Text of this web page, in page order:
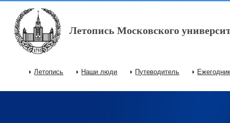
Перейти к основному содержанию
Летопись Московского
Главное меню
Летопись Наши люди Путеводитель